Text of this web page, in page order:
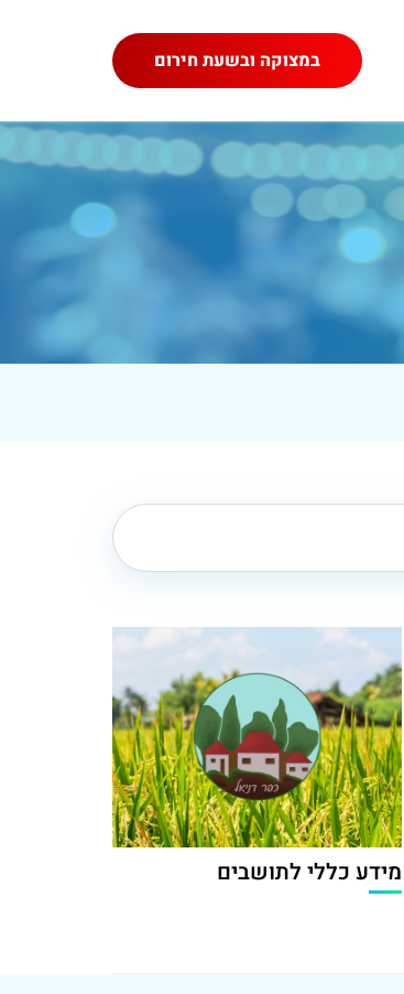
במצוקה ובשעת חירום
מידע כללי לתושבים